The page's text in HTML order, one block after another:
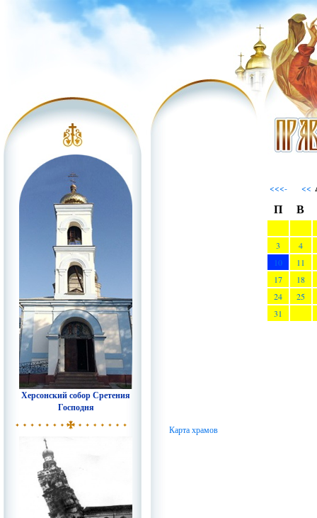
Херсонский собор Сретения
Господня
<<<- <<
П
В
3
4
10
11
17
18
24
25
31
Карта храмов